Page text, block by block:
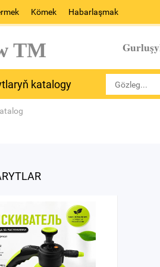
Kömek Habarlaşmak
TM
katalogy